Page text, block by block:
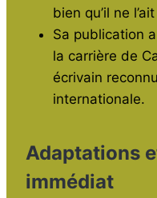
bien qu’il ne
Sa publication
la carrière de
écrivain
internationale.
Adaptations
immédiat